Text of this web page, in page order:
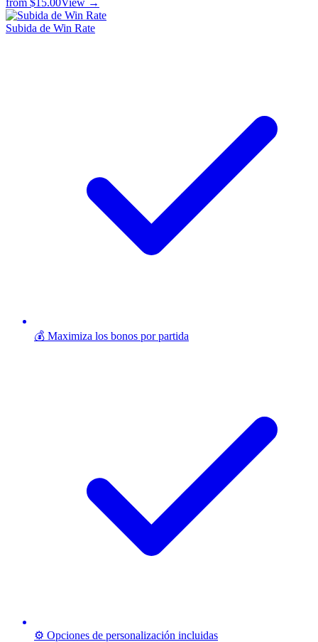
Subida de Win Rate
💰 Maximiza los bonos por partida
⚙️ Opciones de personalización incluidas